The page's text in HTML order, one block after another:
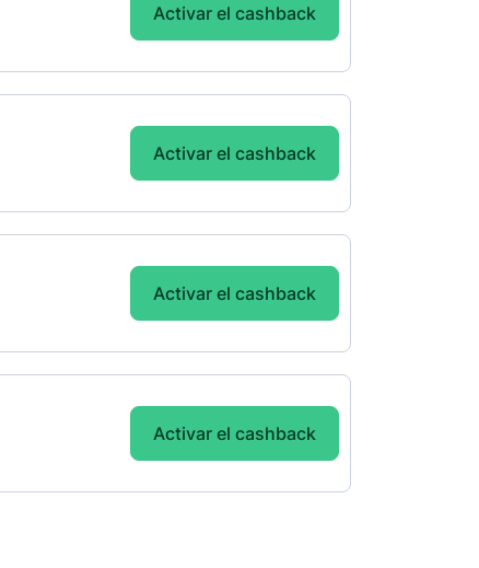
Activar el cashback
Activar el cashback
Activar el cashback
Activar el cashback